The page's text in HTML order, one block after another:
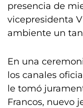
presencia de
vicepresidenta
ambiente un
En una
los canales
le tomó
Francos, nuevo